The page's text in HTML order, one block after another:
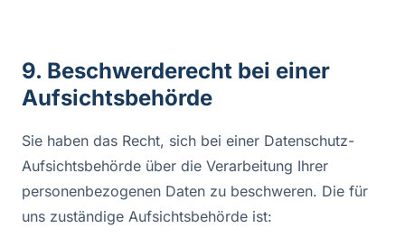
9. Beschwerderecht bei einer
Aufsichtsbehörde
Sie haben das Recht, sich bei einer Datenschutz-
Aufsichtsbehörde über die Verarbeitung Ihrer
personenbezogenen Daten zu beschweren. Die für
uns zuständige Aufsichtsbehörde ist: